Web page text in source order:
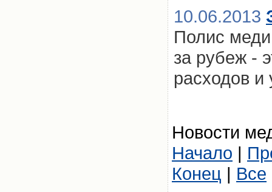
10.06.2013
Полис
за рубеж -
расходов и
Новости
Начало |
Конец | Все